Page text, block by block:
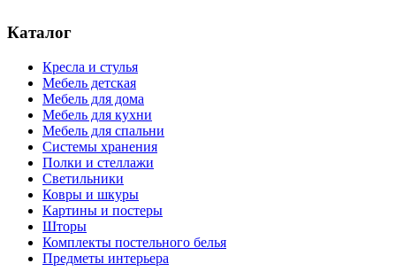
Каталог
Кресла и стулья
Мебель детская
Мебель для дома
Мебель для кухни
Мебель для спальни
Системы хранения
Полки и стеллажи
Светильники
Ковры и шкуры
Картины и постеры
Шторы
Комплекты постельного белья
Предметы интерьера